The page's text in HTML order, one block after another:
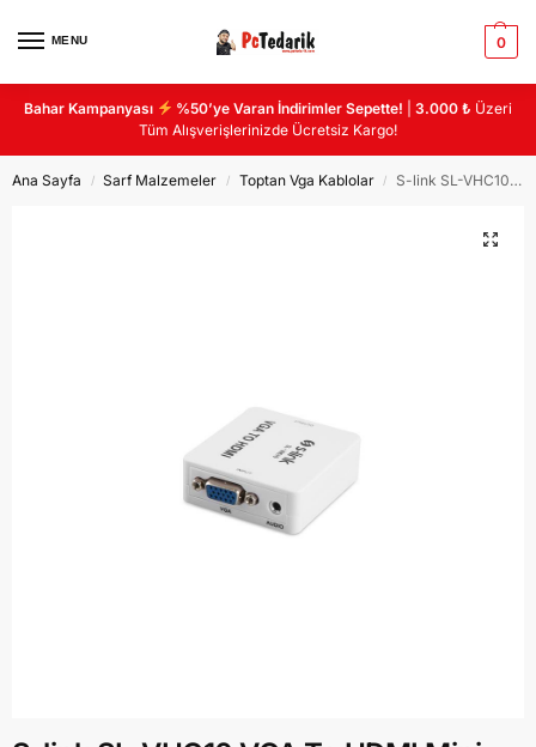
MENU 0
Bahar Kampanyası %50’ye Varan İndirimler Sepette! |3.000 ₺ Üzeri
Tüm Alışverişlerinizde Ücretsiz Kargo!
Ana Sayfa / Sarf Malzemeler / Toptan Vga Kablolar / S-link SL-VHC10 VGA To HDMI Mini Model Dönüştürücü